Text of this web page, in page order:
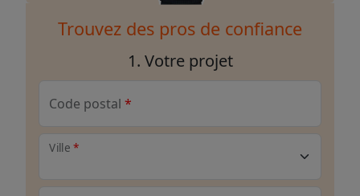
Trouvez des pros de confiance
1. Votre projet
Code postal
Ville